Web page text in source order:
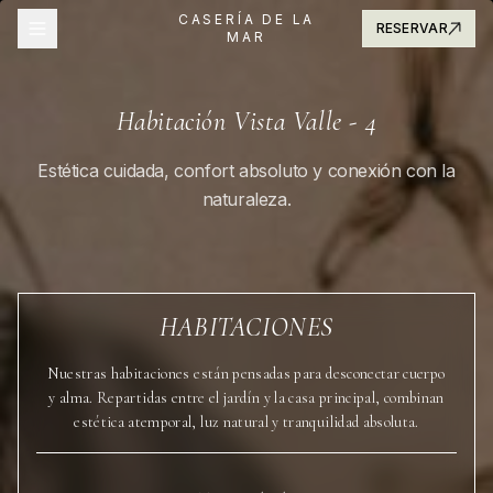
CASERÍA DE LA
MAR
RESERVAR
Habitación Vista Valle - 4
Estética cuidada, confort absoluto y conexión con la
naturaleza.
HABITACIONES
Nuestras habitaciones están pensadas para desconectar cuerpo
y alma. Repartidas entre el jardín y la casa principal, combinan
estética atemporal, luz natural y tranquilidad absoluta.